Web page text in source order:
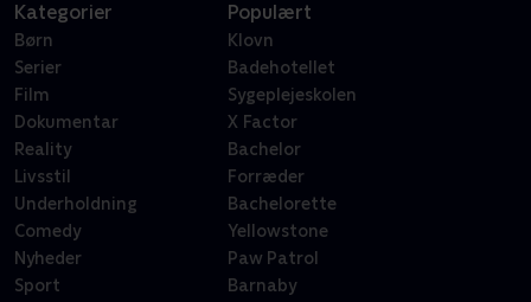
Kategorier
Børn
Serier
Film
Dokumentar
Reality
Livsstil
Underholdning
Comedy
Nyheder
Sport
Populært
Klovn
Badehotellet
Sygeplejeskolen
X Factor
Bachelor
Forræder
Bachelorette
Yellowstone
Paw Patrol
Barnaby